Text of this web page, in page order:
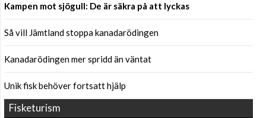
Kampen mot sjögull: De är säkra på att lyckas
Så vill Jämtland stoppa kanadarödingen
Kanadarödingen mer spridd än väntat
Unik fisk behöver fortsatt hjälp
Fisketurism